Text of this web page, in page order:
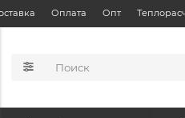
Оплата Опт